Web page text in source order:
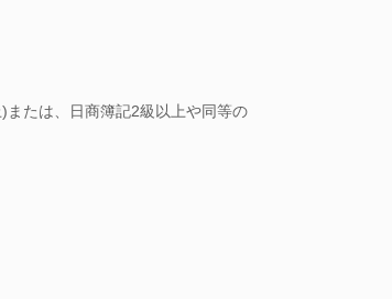
または、日商簿記2級以上や同等の